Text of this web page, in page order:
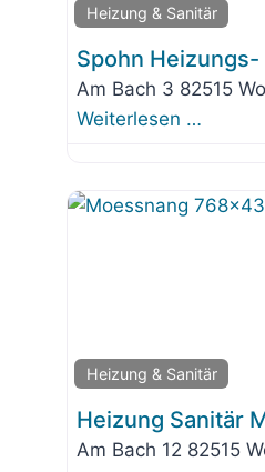
Heizung & Sanitär
Am Bach 3 82515
Weiterlesen …
Heizung & Sanitär
Heizung Sanitär
Am Bach 12 82515